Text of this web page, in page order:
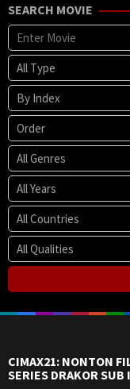
SEARCH MOVIE
CIMAX21: NONTON
SERIES DRAKOR SUB